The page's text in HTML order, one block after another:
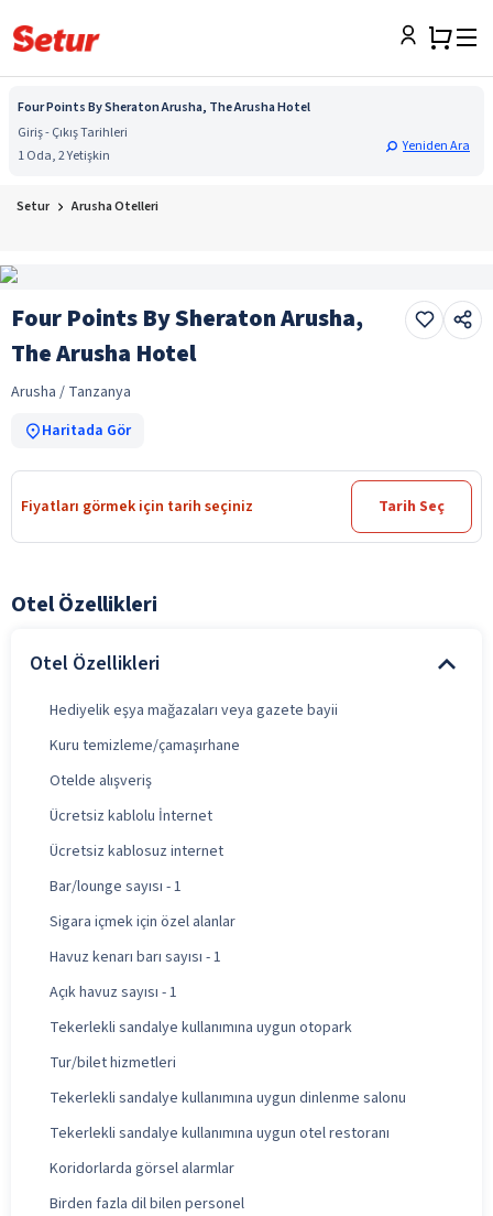
Four Points By Sheraton Arusha, The Arusha Hotel
Giriş - Çıkış Tarihleri
1 Oda, 2 Yetişkin
Yeniden Ara
Setur Arusha Otelleri
Four Points By Sheraton Arusha,
The Arusha Hotel
Arusha / Tanzanya
Haritada Gör
Fiyatları görmek için tarih seçiniz Tarih Seç
Otel Özellikleri
Otel Özellikleri
Hediyelik eşya mağazaları veya gazete bayii
Kuru temizleme/çamaşırhane
Otelde alışveriş
Ücretsiz kablolu İnternet
Ücretsiz kablosuz internet
Bar/lounge sayısı - 1
Sigara içmek için özel alanlar
Havuz kenarı barı sayısı - 1
Açık havuz sayısı - 1
Tekerlekli sandalye kullanımına uygun otopark
Tur/bilet hizmetleri
Tekerlekli sandalye kullanımına uygun dinlenme salonu
Tekerlekli sandalye kullanımına uygun otel restoranı
Koridorlarda görsel alarmlar
Birden fazla dil bilen personel